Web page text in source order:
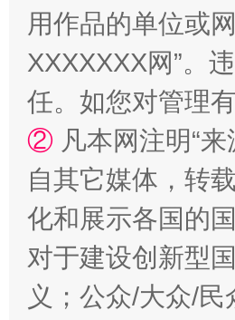
完善运行机制助力责任有效落
用作品的单位或
XXXXXXX网”。
任。如您对管理
② 凡本网注明“
自其它媒体，转
化和展示各国的
对于建设创新型
义；公众/大众/